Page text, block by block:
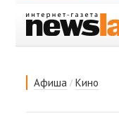
Афиша / Кино